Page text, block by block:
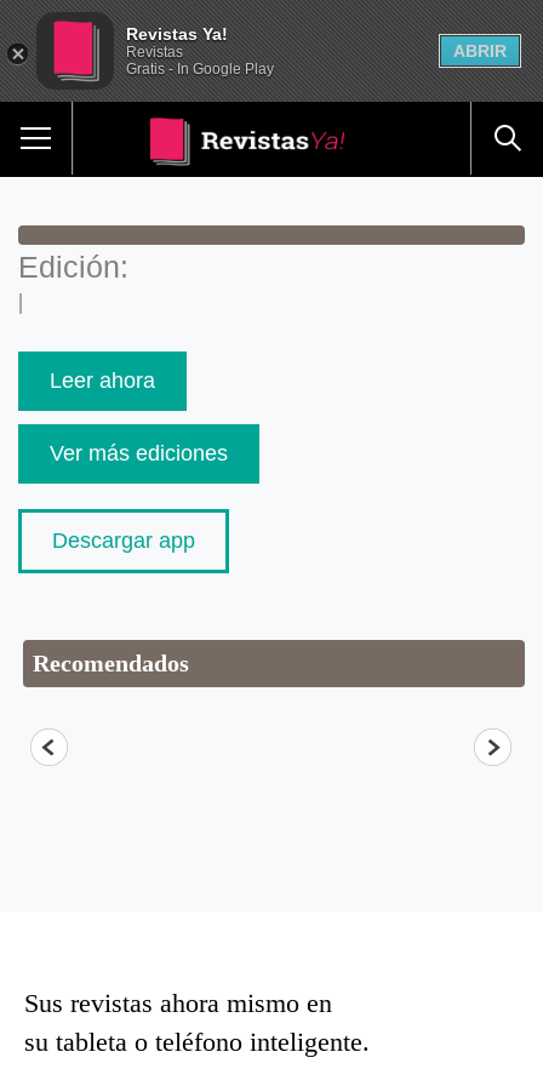
Edición:
|
Leer ahora
Ver más ediciones
Descargar app
Recomendados
Sus revistas ahora mismo en
su tableta o teléfono inteligente.
Revistas Ya!
Revistas
Gratis - In Google Play
ABRIR